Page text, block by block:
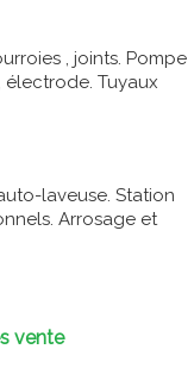
, joints. Pompe
électrode. Tuyaux
laveuse. Station
Arrosage et
vente